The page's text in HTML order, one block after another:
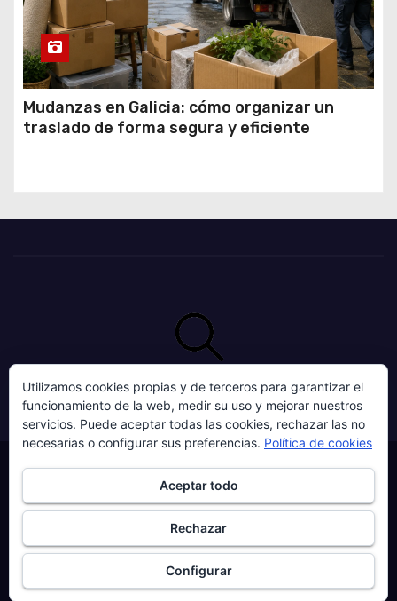
Mudanzas en Galicia: cómo organizar un
traslado de forma segura y eficiente
Funciona gracias a WordPress|Tema:NewsesdeThemeansar
Home AVISO LEGAL CONTACTO
POLÍTICA DE COOKIES
POLÍTICA DE PRIVACIDAD PÁGINA WEB
Utilizamos cookies propias y de terceros para garantizar el
funcionamiento de la web, medir su uso y mejorar nuestros
servicios. Puede aceptar todas las cookies, rechazar las no
necesarias o configurar sus preferencias. Política de cookies
Aceptar todo
Rechazar
Configurar